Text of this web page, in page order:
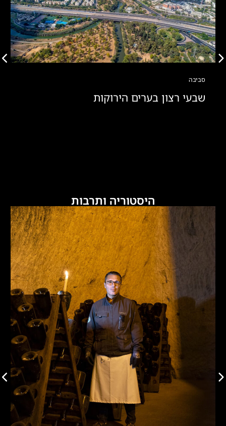
סביבה
שבעי רצון בערים הירוקות
היסטוריה ותרבות